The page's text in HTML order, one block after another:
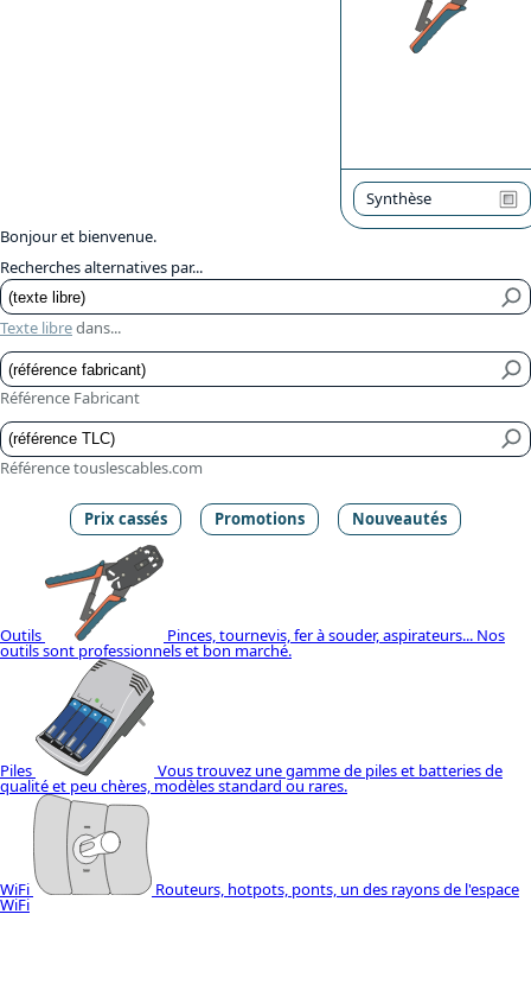
Synthèse
Bonjour et bienvenue.
Recherches alternatives par...
Texte libredans...
Référence Fabricant
Référence touslescables.com
Prix cassés Promotions Nouveautés
Outils Pinces, tournevis, fer à souder, aspirateurs... Nos
outils sont professionnels et bon marché.
Piles Vous trouvez une gamme de piles et batteries de
qualité et peu chères, modèles standard ou rares.
WiFi Routeurs, hotpots, ponts, un des rayons de l'espace
WiFi